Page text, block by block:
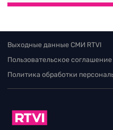
Выходные данные СМИ RTVI
Пользовательское соглашение
Политика обработки